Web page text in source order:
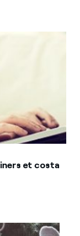
et costa